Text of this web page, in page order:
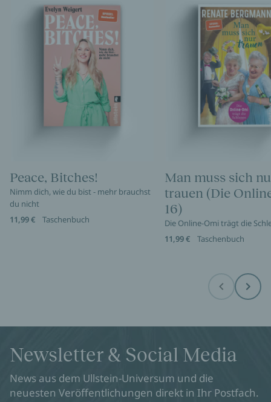
Peace, Bitches!
Nimm dich, wie du bist - mehr brauchst
du nicht
11,99 €
Taschenbuch
Man muss sich
trauen (Die
16)
Die Online-Omi trägt die
11,99 €
Taschenbuch
Before Next
Newsletter & Social Media
News aus dem Ullstein-Universum und die
neuesten Veröffentlichungen direkt in Ihr Postfach.